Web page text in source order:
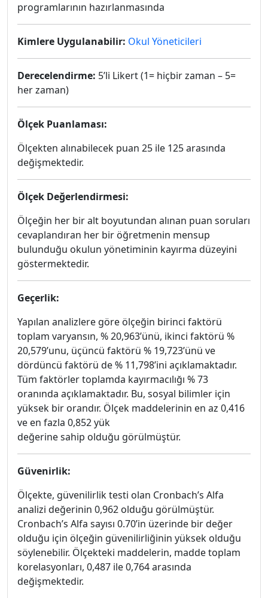
programlarının hazırlanmasında
Kimlere Uygulanabilir: Okul Yöneticileri
Derecelendirme: 5’li Likert (1= hiçbir zaman – 5=
her zaman)
Ölçek Puanlaması:
Ölçekten alınabilecek puan 25 ile 125 arasında
değişmektedir.
Ölçek Değerlendirmesi:
Ölçeğin her bir alt boyutundan alınan puan soruları
cevaplandıran her bir öğretmenin mensup
bulunduğu okulun yönetiminin kayırma düzeyini
göstermektedir.
Geçerlik:
Yapılan analizlere göre ölçeğin birinci faktörü
toplam varyansın, % 20,963’ünü, ikinci faktörü %
20,579’unu, üçüncü faktörü % 19,723’ünü ve
dördüncü faktörü de % 11,798’ini açıklamaktadır.
Tüm faktörler toplamda kayırmacılığı % 73
oranında açıklamaktadır. Bu, sosyal bilimler için
yüksek bir orandır. Ölçek maddelerinin en az 0,416
ve en fazla 0,852 yük
değerine sahip olduğu görülmüştür.
Güvenirlik:
Ölçekte, güvenilirlik testi olan Cronbach’s Alfa
analizi değerinin 0,962 olduğu görülmüştür.
Cronbach’s Alfa sayısı 0.70’in üzerinde bir değer
olduğu için ölçeğin güvenilirliğinin yüksek olduğu
söylenebilir. Ölçekteki maddelerin, madde toplam
korelasyonları, 0,487 ile 0,764 arasında
değişmektedir.